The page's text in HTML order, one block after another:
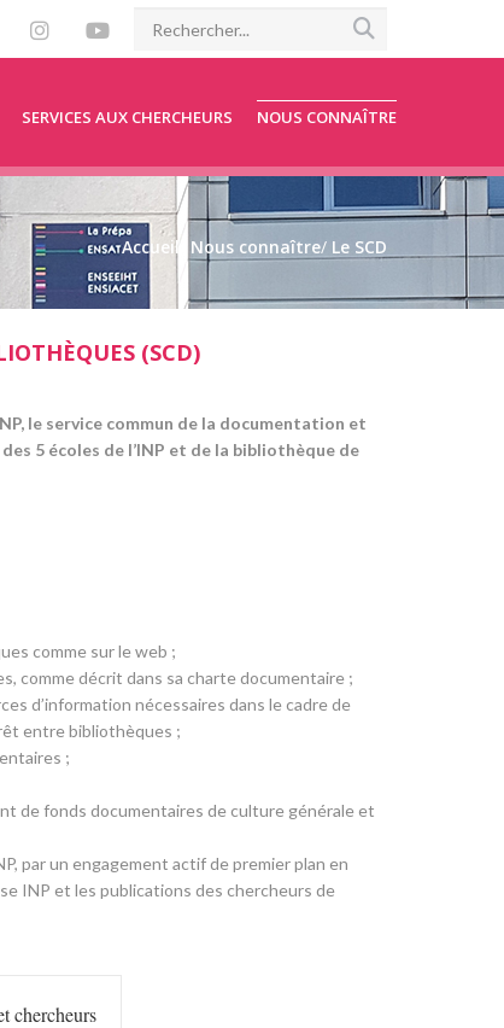
SERVICES AUX CHERCHEURS NOUS CONNAÎTRE
Accueil Nous connaître/ Le SCD
(SCD)
le service commun de la documentation et
5 écoles de l’INP et de la bibliothèque de
comme sur le web ;
comme décrit dans sa charte documentaire ;
d’information nécessaires dans le cadre de
entre bibliothèques ;
;
de fonds documentaires de culture générale et
par un engagement actif de premier plan en
INP et les publications des chercheurs de
chercheurs